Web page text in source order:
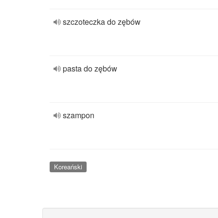
szczoteczka do zębów
pasta do zębów
szampon
Koreański